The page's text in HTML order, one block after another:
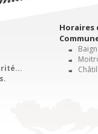
Horaires